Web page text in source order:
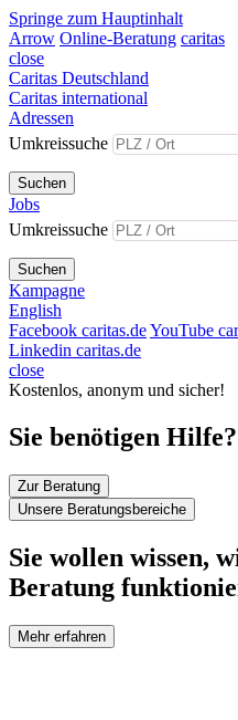
Springe zum Hauptinhalt
Arrow Online-Beratung caritas
close
Caritas Deutschland
Caritas international
Adressen
Umkreissuche
Suchen
Jobs
Umkreissuche
Suchen
Kampagne
English
Facebook caritas.deYouTube
Linkedin caritas.de
close
Kostenlos, anonym und sicher!
Sie benötigen Hilfe?
Zur Beratung
Unsere Beratungsbereiche
Sie wollen wissen,
Beratung
Mehr erfahren